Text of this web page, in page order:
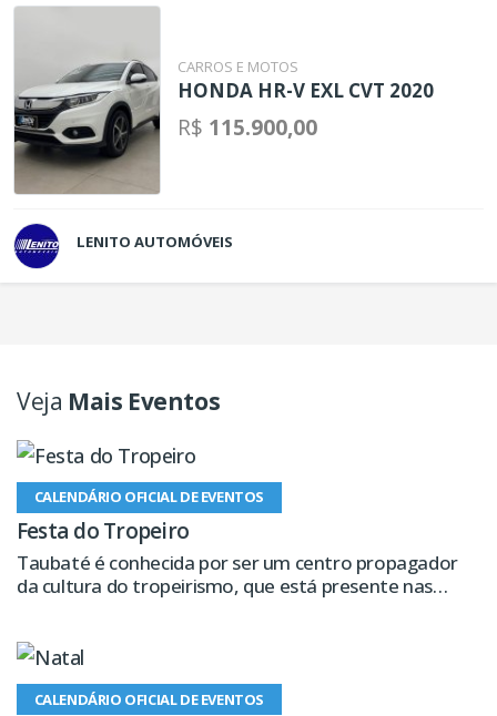
CARROS E MOTOS
HONDA HR-V EXL CVT 2020
R$ 115.900,00
LENITO AUTOMÓVEIS
Veja Mais Eventos
CALENDÁRIO OFICIAL DE EVENTOS
Festa do Tropeiro
Taubaté é conhecida por ser um centro propagador
da cultura do tropeirismo, que está presente nas
CALENDÁRIO OFICIAL DE EVENTOS